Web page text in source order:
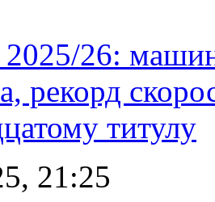
2025/26:
рекорд
титулу
21:25